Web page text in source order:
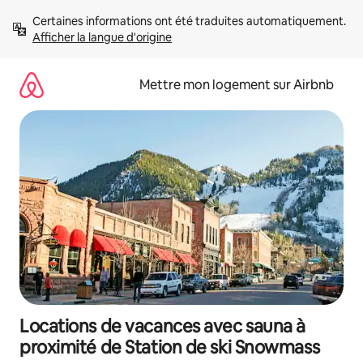
directement
Afficher la langue d'origine
Mettre mon logement sur Airbnb
Locations de vacances avec sauna à
proximité de Station de ski Snowmass